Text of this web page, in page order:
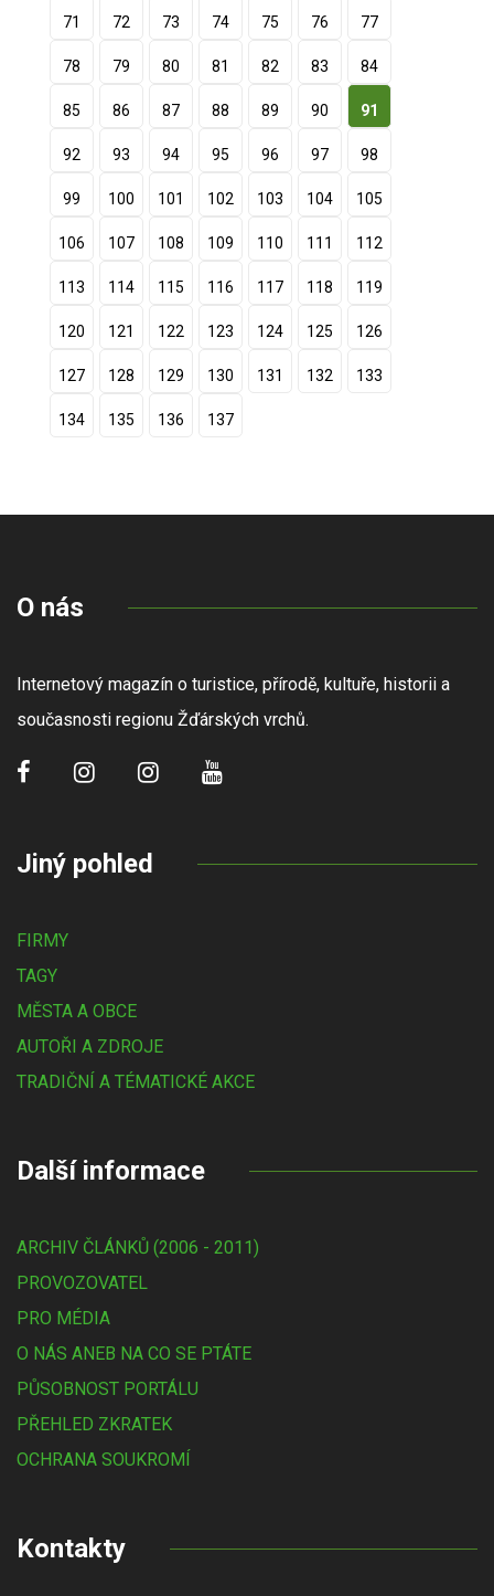
71 72 73 74 75 76 77
78 79 80 81 82 83 84
85 86 87 88 89 90 91
92 93 94 95 96 97 98
99 100 101 102 103 104 105
106 107 108 109 110 111 112
113 114 115 116 117 118 119
120 121 122 123 124 125 126
127 128 129 130 131 132 133
134 135 136 137
O nás
Internetový magazín o turistice, přírodě, kultuře, historii a
současnosti regionu Žďárských vrchů.
Jiný pohled
FIRMY
TAGY
MĚSTA A OBCE
AUTOŘI A ZDROJE
TRADIČNÍ A TÉMATICKÉ AKCE
Další informace
ARCHIV ČLÁNKŮ (2006 - 2011)
PROVOZOVATEL
PRO MÉDIA
O NÁS ANEB NA CO SE PTÁTE
PŮSOBNOST PORTÁLU
PŘEHLED ZKRATEK
OCHRANA SOUKROMÍ
Kontakty